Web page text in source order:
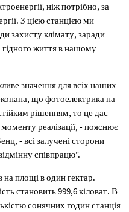
ніж потрібно, за
З цією станцією ми
захисту клімату, заради
гідного життя в нашому
значення для всіх наших
що фотоелектрика на
рішенням, то це дає
реалізації, - пояснює
- всі залучені сторони
співпрацю".
на площі в один гектар.
становить 999,6 кіловат. В
сонячних годин станція